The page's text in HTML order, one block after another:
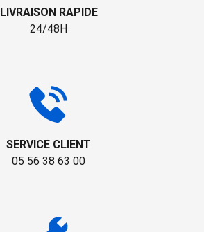
LIVRAISON RAPIDE
24/48H
SERVICE CLIENT
05 56 38 63 00